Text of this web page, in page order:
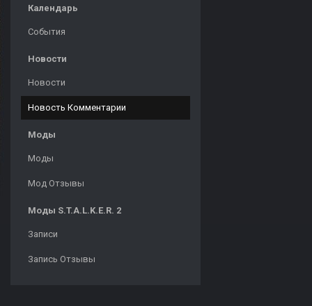
Календарь
События
Новости
Новости
Новость Комментарии
Моды
Моды
Мод Отзывы
Моды S.T.A.L.K.E.R. 2
Записи
Запись Отзывы